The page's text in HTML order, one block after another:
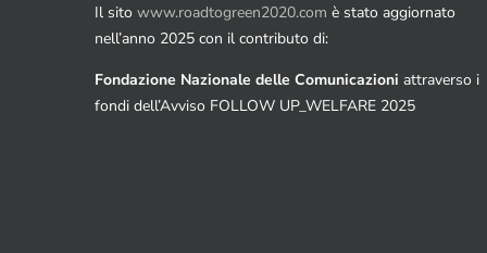
Il sito www.roadtogreen2020.com è stato aggiornato
nell’anno 2025 con il contributo di:
Fondazione Nazionale delle Comunicazioni attraverso i
fondi dell’Avviso FOLLOW UP_WELFARE 2025